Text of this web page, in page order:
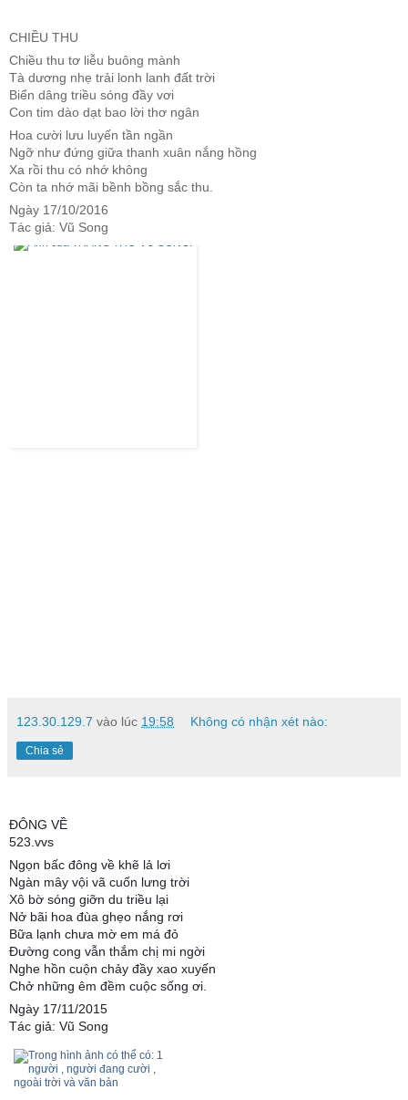
CHIỀU THU
Chiều thu tơ liễu buông mành
Tà dương nhẹ trải lonh lanh đất trời
Biển dâng triều sóng đầy vơi
Con tim dào dạt bao lời thơ ngân
Hoa cười lưu luyến tần ngần
Ngỡ như đứng giữa thanh xuân nắng hồng
Xa rồi thu có nhớ không
Còn ta nhớ mãi bềnh bồng sắc thu.
Ngày 17/10/2016
Tác giả: Vũ Song
123.30.129.7 vào lúc 19:58 Không có nhận xét nào:
Chia sẻ
ĐÔNG VỀ
523.vvs
Ngọn bấc đông về khẽ lả lơi
Ngàn mây vội vã cuốn lưng trời
Xô bờ sóng giỡn du triều lại
Nở bãi hoa đùa ghẹo nắng rơi
Bữa lạnh chưa mờ em má đỏ
Đường cong vẫn thắm chị mi ngời
Nghe hồn cuộn chảy đầy xao xuyến
Chở những êm đềm cuộc sống ơi.
Ngày 17/11/2015
Tác giả: Vũ Song